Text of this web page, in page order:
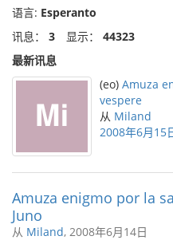
语言: Esperanto
讯息： 3 显示： 44323
最新讯息
(eo) Amuza
vespere
从 Miland
2008年6月15
Amuza enigmo por la
Juno
从 Miland, 2008年6月14日